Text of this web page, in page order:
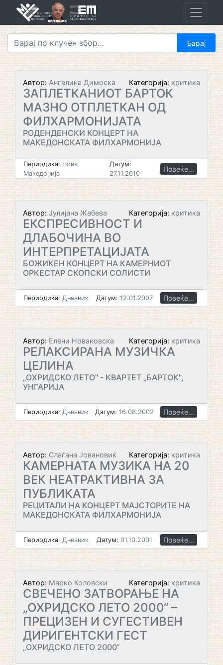
Автор: Ангелина Димоска Категорија: критика
ЗАПЛЕТКАНИОТ БАРТОК
МАЗНО ОТПЛЕТКАН ОД
ФИЛХАРМОНИЈАТА
РОДЕНДЕНСКИ КОНЦЕРТ НА
МАКЕДОНСКАТА ФИЛХАРМОНИЈА
Периодика: Нова
Македонија
Датум:
27.11.2010
Повеќе...
Автор: Јулијана Жабева Категорија: критика
ЕКСПРЕСИВНОСТ И
ДЛАБОЧИНА ВО
ИНТЕРПРЕТАЦИЈАТА
БОЖИКЕН КОНЦЕРТ НА КАМЕРНИОТ
ОРКЕСТАР СКОПСКИ СОЛИСТИ
Периодика: Дневник Датум: 12.01.2007 Повеќе...
Автор: Елени Новаковска Категорија: критика
РЕЛАКСИРАНА МУЗИЧКА
ЦЕЛИНА
„ОХРИДСКО ЛЕТО" - КВАРТЕТ „БАРТОК",
УНГАРИЈА
Периодика: Дневник Датум: 16.08.2002 Повеќе...
Автор: Слаѓана Јовановиќ Категорија: критика
КАМЕРНАТА МУЗИКА НА 20
ВЕК НЕАТРАКТИВНА ЗА
ПУБЛИКАТА
РЕЦИТАЛИ НА КОНЦЕРТ МАЈСТОРИТЕ НА
МАКЕДОНСКАТА ФИЛХАРМОНИЈА
Периодика: Дневник Датум: 01.10.2001 Повеќе...
Автор: Марко Коловски Категорија: критика
СВЕЧЕНО ЗАТВОРАЊЕ НА
„ОХРИДСКО ЛЕТО 2000“ –
ПРЕЦИЗЕН И СУГЕСТИВЕН
ДИРИГЕНТСКИ ГЕСТ
„ОХРИДСКО ЛЕТО 2000“